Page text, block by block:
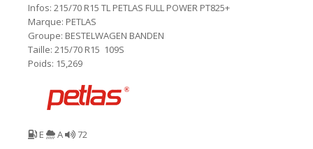
Infos: 215/70 R15 TL PETLAS FULL POWER PT825+
Marque: PETLAS
Groupe: BESTELWAGEN BANDEN
Taille: 215/70 R15 109S
Poids: 15,269
E A 72